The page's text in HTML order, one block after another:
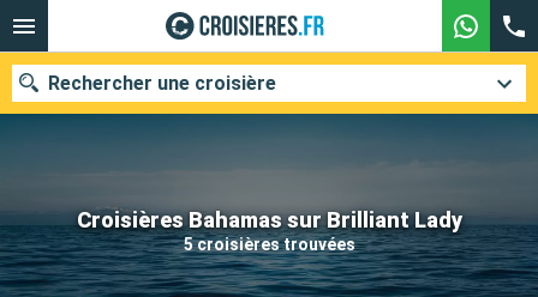
Croisières Bahamas sur Brilliant Lady
5 croisières trouvées
Rechercher une croisière
Nos destinations
Mois de départ